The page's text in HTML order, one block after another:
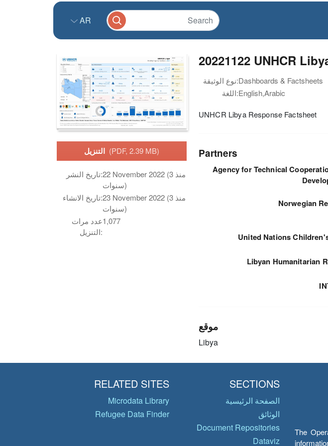
AR
(PDF, 2.39 MB)
تاريخ النشر:22 November 2022 (منذ 3
سنوات)
تاريخ الانشاء:23 November 2022 (منذ 3
سنوات)
عدد مرات
التنزيل:
1,077
20221122 UNHCR
نوع الوثيقة:Dashboards & Factsheets
اللغة:English,Arabic
UNHCR Libya Response Factsheet
Partners
Agency for Technical
Norwegian
United Nations
Libyan Humanitarian
موقع
Libya
The
SECTIONS
الصفحة الرئيسية
الوثائق
Document Repositories
Dataviz
RELATED SITES
Microdata Library
Refugee Data Finder